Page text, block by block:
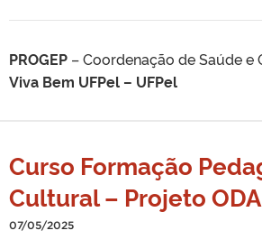
PROGEP – Coordenação de Saúde e
Viva Bem UFPel – UFPel
Curso Formação
Cultural – Projeto
07/05/2025